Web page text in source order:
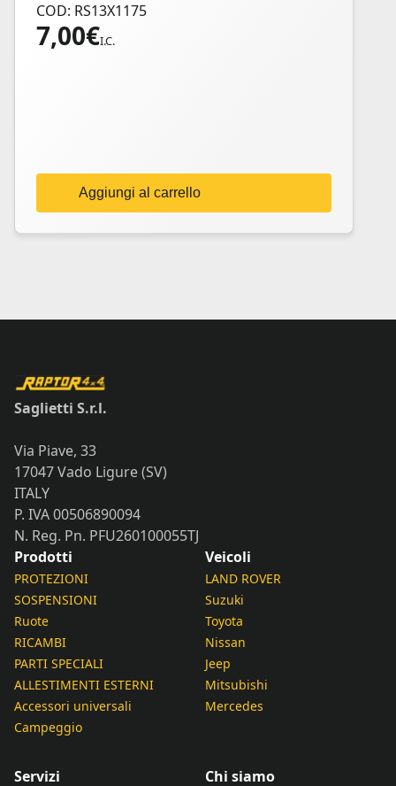
COD: RS13X1175
7,00€I.C.
Aggiungi al carrello
Saglietti S.r.l.
Via Piave, 33
17047 Vado Ligure (SV)
ITALY
P. IVA 00506890094
N. Reg. Pn. PFU260100055TJ
Prodotti
PROTEZIONI
SOSPENSIONI
Ruote
RICAMBI
PARTI SPECIALI
ALLESTIMENTI ESTERNI
Accessori universali
Campeggio
Veicoli
LAND ROVER
Suzuki
Toyota
Nissan
Jeep
Mitsubishi
Mercedes
Servizi Chi siamo